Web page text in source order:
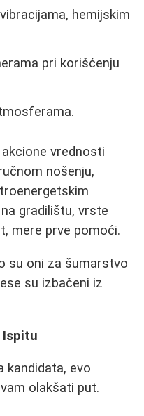
hemijskim
pri korišćenju
akcione vrednosti
nošenju,
gradilištu, vrste
mere prve pomoći.
su oni za šumarstvo
su izbačeni iz
Ispitu
kandidata, evo
olakšati put.